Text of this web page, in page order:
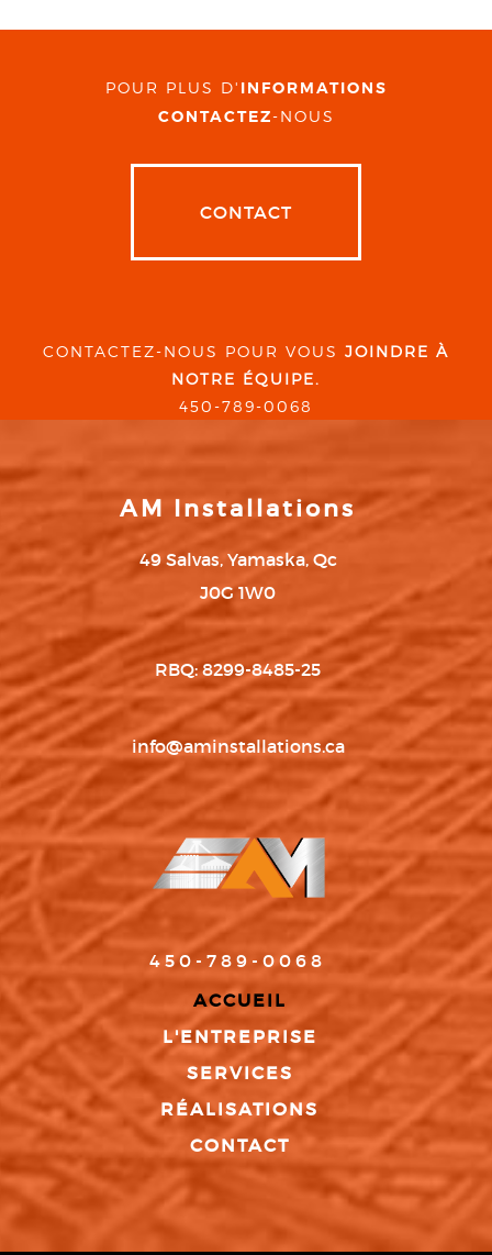
POUR PLUS D' INFORMATIONS
CONTACTEZ-NOUS
CONTACT
CONTACTEZ-NOUS POUR VOUS JOINDRE À
NOTRE ÉQUIPE.
450-789-0068
AM Installations
49 Salvas, Yamaska, Qc
J0G 1W0
RBQ: 8299-8485-25
info@aminstallations.ca
450-789-0068
ACCUEIL
L'ENTREPRISE
SERVICES
RÉALISATIONS
CONTACT